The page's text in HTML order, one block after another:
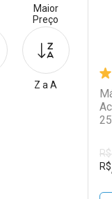
R$
Maior
Preço
Z a A